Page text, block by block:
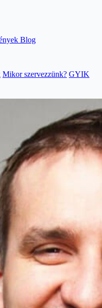
Blog
Mikor szervezzünk? GYIK